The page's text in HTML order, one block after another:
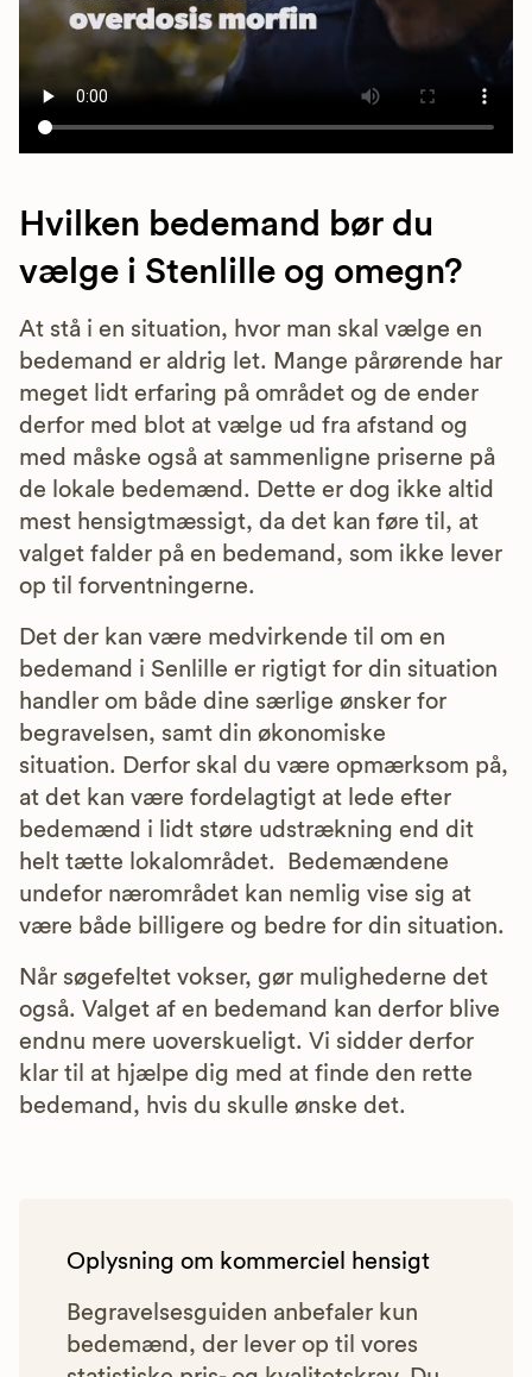
Hvilken bedemand bør du
vælge i Stenlille og omegn?
At stå i en situation, hvor man skal vælge en
bedemand er aldrig let. Mange pårørende har
meget lidt erfaring på området og de ender
derfor med blot at vælge ud fra afstand og
med måske også at sammenligne priserne på
de lokale bedemænd. Dette er dog ikke altid
mest hensigtmæssigt, da det kan føre til, at
valget falder på en bedemand, som ikke lever
op til forventningerne.
Det der kan være medvirkende til om en
bedemand i Senlille er rigtigt for din situation
handler om både dine særlige ønsker for
begravelsen, samt din økonomiske
situation. Derfor skal du være opmærksom på,
at det kan være fordelagtigt at lede efter
bedemænd i lidt støre udstrækning end dit
helt tætte lokalområdet. Bedemændene
undefor nærområdet kan nemlig vise sig at
være både billigere og bedre for din situation.
Når søgefeltet vokser, gør mulighederne det
også. Valget af en bedemand kan derfor blive
endnu mere uoverskueligt. Vi sidder derfor
klar til at hjælpe dig med at finde den rette
bedemand, hvis du skulle ønske det.
Oplysning om kommerciel hensigt
Begravelsesguiden anbefaler kun
bedemænd, der lever op til vores